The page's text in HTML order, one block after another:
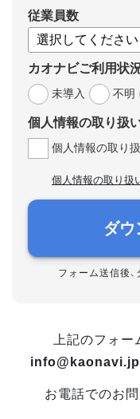
従業員数
カオナビご利用状
未導入
不明
個人情報の取り扱
個人情報の取り
個人情報の取り扱
ダウ
フォーム送信後
上記のフォー
info@kaonavi.jp
お電話でのお